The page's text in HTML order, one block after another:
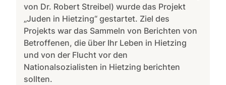
von Dr. Robert Streibel) wurde das Projekt
„Juden in Hietzing“ gestartet. Ziel des
Projekts war das Sammeln von Berichten von
Betroffenen, die über Ihr Leben in Hietzing
und von der Flucht vor den
Nationalsozialisten in Hietzing berichten
sollten.